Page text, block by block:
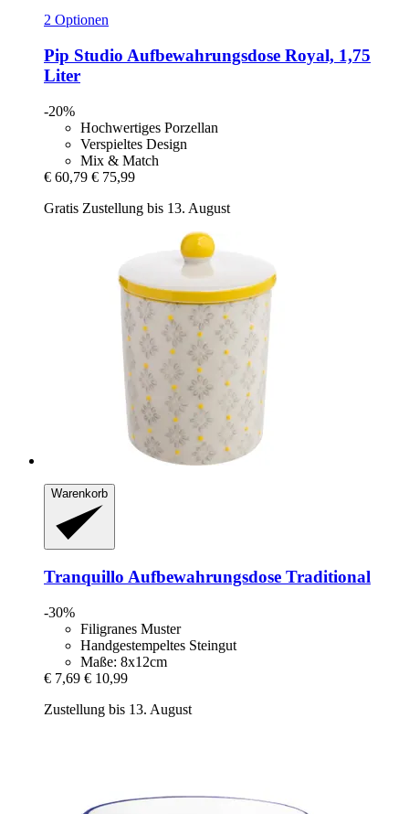
2 Optionen
Pip Studio Aufbewahrungsdose Royal, 1,75
Liter
-20%
Hochwertiges Porzellan
Verspieltes Design
Mix & Match
€ 60,79 € 75,99
Gratis Zustellung bis 13. August
Warenkorb
Tranquillo Aufbewahrungsdose Traditional
-30%
Filigranes Muster
Handgestempeltes Steingut
Maße: 8x12cm
€ 7,69 € 10,99
Zustellung bis 13. August